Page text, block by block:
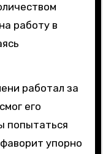
работу в
работал за
его
попытаться
упорно